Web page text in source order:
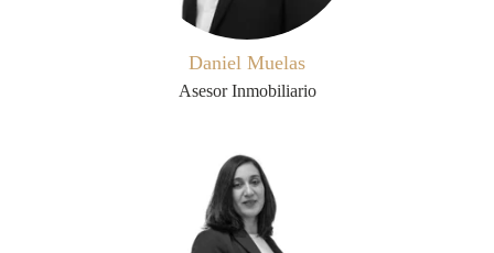
Daniel Muelas
Asesor Inmobiliario